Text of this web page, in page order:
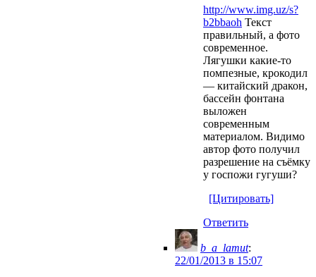
http://www.img.uz/s?
b2bbaoh Текст
правильный, а фото
современное.
Лягушки какие-то
помпезные, крокодил
— китайский дракон,
бассейн фонтана
выложен
современным
материалом. Видимо
автор фото получил
разрешение на съёмку
у госпожи гугуши?
[Цитировать]
Ответить
b_a_lamut:
22/01/2013 в 15:07